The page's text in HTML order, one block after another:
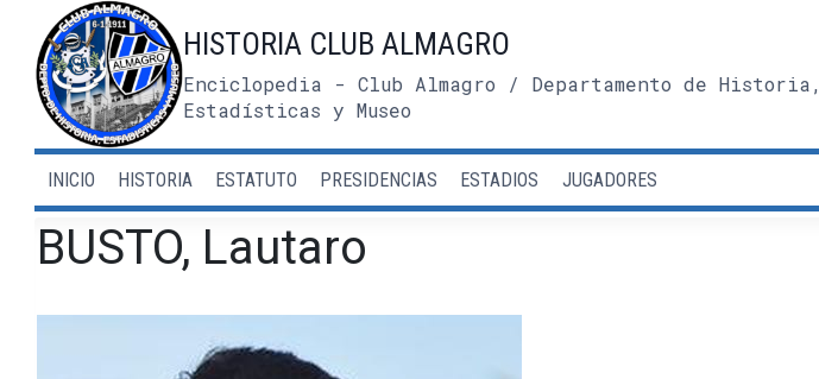
contenido
HISTORIA CLUB ALMAGRO
Enciclopedia - Club Almagro / Departamento de Historia,
Estadísticas y Museo
INICIO HISTORIA ESTATUTO PRESIDENCIAS ESTADIOS JUGADORES
BUSTO, Lautaro